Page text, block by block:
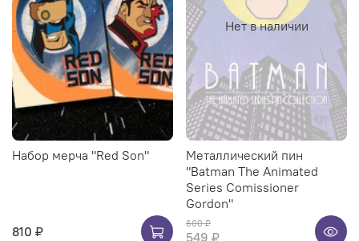
Набор мерча "Red Son"
810 ₽
Нет в наличии
Металлический пин
"Batman The Animated
Series Comissioner
Gordon"
600 ₽
549 ₽